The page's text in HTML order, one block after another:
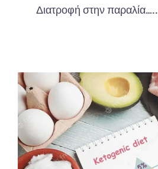
Διατροφή στην παραλία…..